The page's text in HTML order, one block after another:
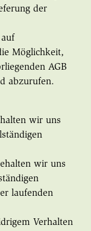
der
Möglichkeit,
AGB
abzurufen.
wir uns
wir uns
laufenden
Verhalten